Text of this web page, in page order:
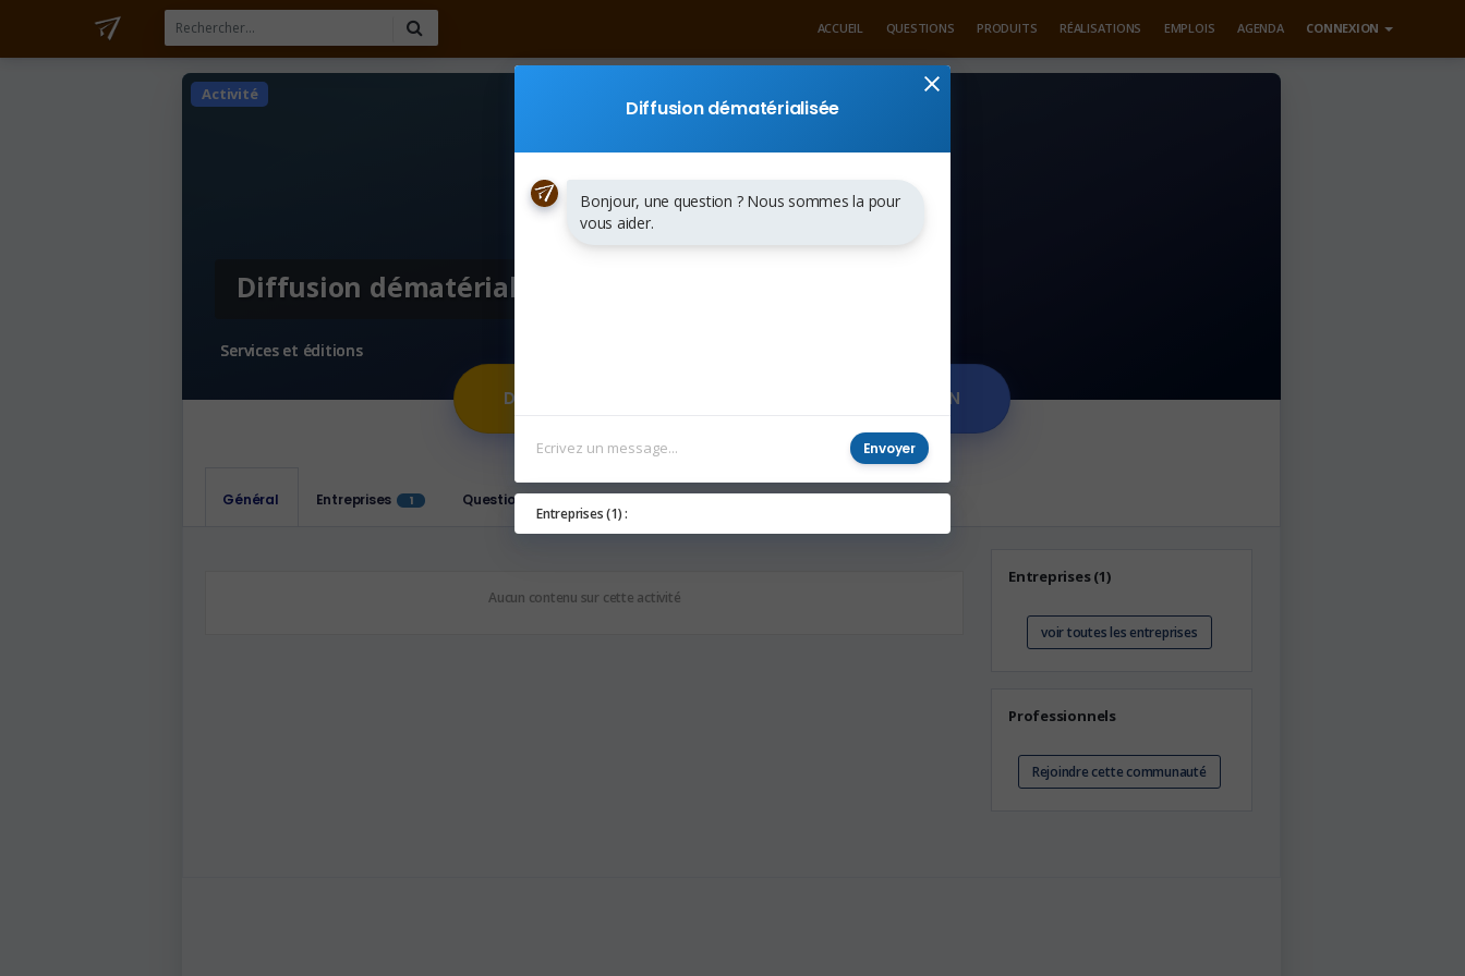
ACCUEIL QUESTIONS PRODUITS RÉALISATIONS EMPLOIS AGENDA CONNEXION
Activité
Diffusion dématérialisée
Services et éditions
DEMANDER UN DEVIS POSER UNE QUESTION
Général Entreprises 1 Questions
Aucun contenu sur cette activité
Entreprises (1)
voir toutes les entreprises
Professionnels
Rejoindre cette communauté
Diffusion dématérialisée
Bonjour, une question ? Nous sommes la pour
vous aider.
Envoyer
Entreprises (1) :